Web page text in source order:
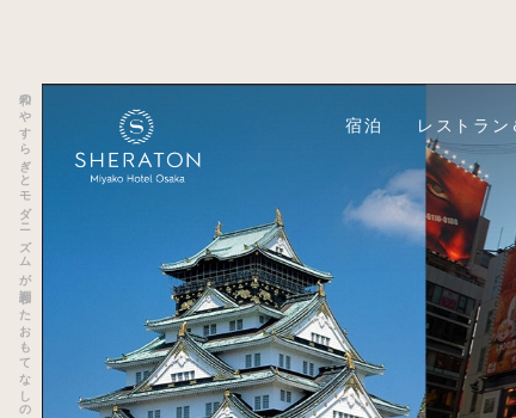
和のやすらぎとモダニズムが調和したおもてなしの空間 宿泊 レストラン